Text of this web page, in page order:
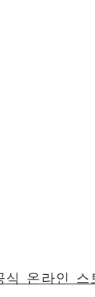
온라인 스